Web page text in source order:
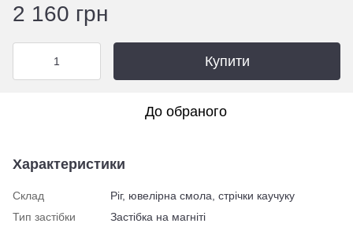
2 160 грн
Купити
До обраного
Характеристики
Склад
Ріг, ювелірна смола, стрічки каучуку
Тип застібки
Застібка на магніті